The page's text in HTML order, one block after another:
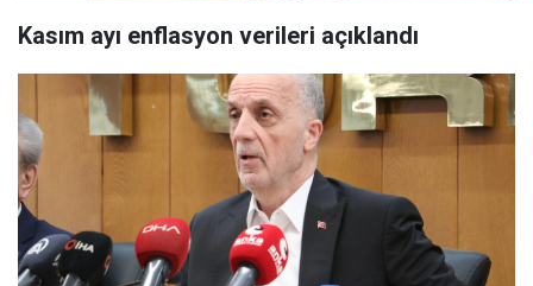
Kasım ayı enflasyon verileri açıklandı